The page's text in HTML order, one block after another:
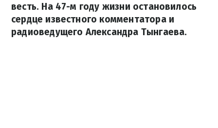
весть. На 47-м году жизни остановилось
сердце известного комментатора и
радиоведущего Александра Тынгаева.